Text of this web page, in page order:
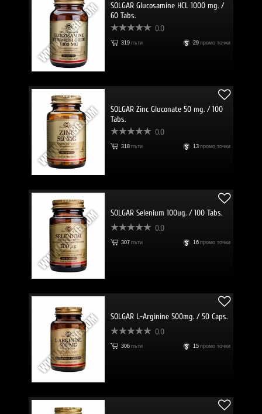
SOLGAR Glucosamine HCL 1000 mg. /
60 Tabs.
0.0
319 пъти 29 промо точки
SOLGAR Zinc Gluconate 50 mg. / 100
Tabs.
0.0
318 пъти 13 промо точки
SOLGAR Selenium 100ug. / 100 Tabs.
0.0
307 пъти 16 промо точки
SOLGAR L-Arginine 500mg. / 50 Caps.
0.0
306 пъти 15 промо точки